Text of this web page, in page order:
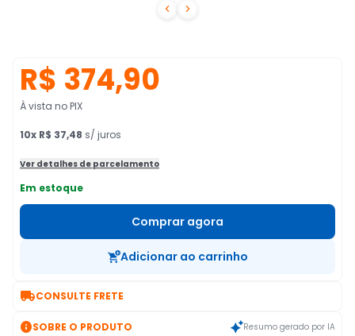
 
R$ 374,90
À vista no PIX
10x R$ 37,48 s/ juros
Ver detalhes de parcelamento
Em estoque
Comprar agora
Adicionar ao carrinho
CONSULTE FRETE
SOBRE O PRODUTO Resumo gerado por IA